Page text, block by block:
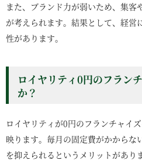
また、ブランド力が弱いため、集客
が考えられます。結果として、経営
性があります。
ロイヤリティ0円のフラン
か？
ロイヤリティが0円のフランチャイ
映ります。毎月の固定費がかからな
を抑えられるというメリットがあり